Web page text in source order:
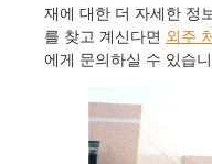
재에 대한 더 자세한 정
를 찾고 계신다면 외주
에게 문의하실 수 있습니